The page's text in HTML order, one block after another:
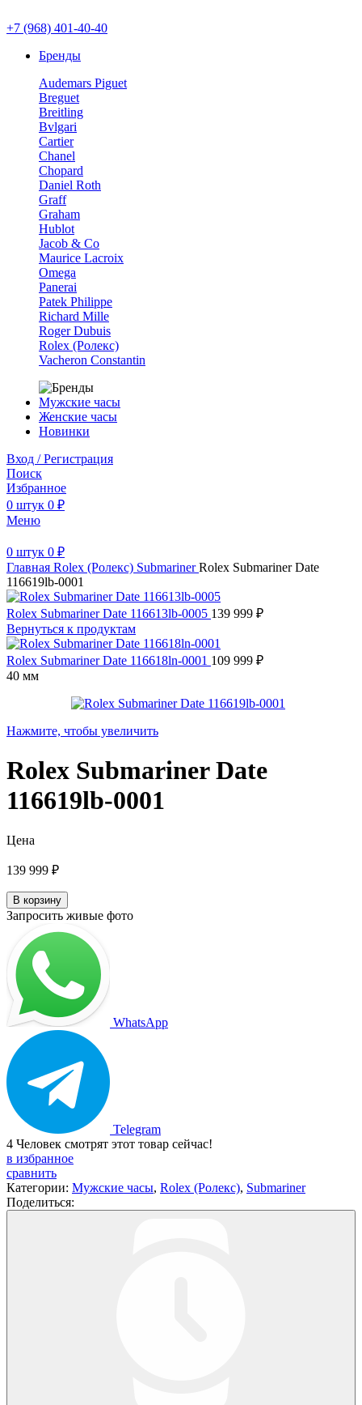
+7 (968) 401-40-40
Бренды
Audemars Piguet
Breguet
Breitling
Bvlgari
Cartier
Chanel
Chopard
Daniel Roth
Graff
Graham
Hublot
Jacob & Co
Maurice Lacroix
Omega
Panerai
Patek Philippe
Richard Mille
Roger Dubuis
Rolex (Ролекс)
Vacheron Constantin
Мужские часы
Женские часы
Новинки
Вход / Регистрация
Поиск
Избранное
0 штук 0 ₽
Меню
0 штук 0 ₽
Главная Rolex (Ролекс) SubmarinerRolex Submariner Date
116619lb-0001
Rolex Submariner Date 116613lb-0005 139 999 ₽
Вернуться к продуктам
Rolex Submariner Date 116618ln-0001 109 999 ₽
40 мм
Нажмите, чтобы увеличить
Rolex Submariner Date
116619lb-0001
Цена
139 999 ₽
В корзину
Запросить живые фото
WhatsApp
Telegram
4 Человек смотрят этот товар сейчас!
в избранное
сравнить
Категории: Мужские часы, Rolex (Ролекс), Submariner
Поделиться: